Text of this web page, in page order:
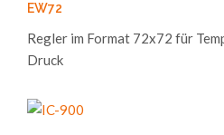
EW72
Regler im Format 72x72 für
Druck